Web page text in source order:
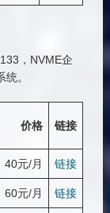
，NVME企
。
价格 链接
40元/月 链接
60元/月 链接